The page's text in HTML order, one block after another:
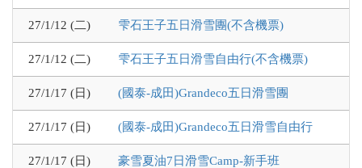
27/1/12 (二) 雫石王子五日滑雪團(不含機票)
27/1/12 (二) 雫石王子五日滑雪自由行(不含機票)
27/1/17 (日) (國泰-成田)Grandeco五日滑雪團
27/1/17 (日) (國泰-成田)Grandeco五日滑雪自由行
27/1/17 (日) 豪雪夏油7日滑雪Camp-新手班